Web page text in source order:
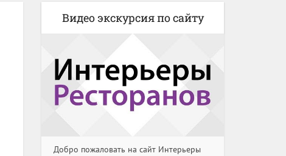
Видео экскурсия по сайту
Добро пожаловать на сайт Интерьеры